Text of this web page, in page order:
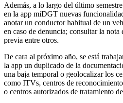
Además, a lo largo del último
en la app miDGT nuevas
anotar un conductor habitual de un
en caso de denuncia; consultar la
previa entre otros.
De cara al próximo año, se está
la app un duplicado de la
una baja temporal o geolocalizar los
como ITVs, centros de
o centros autorizados de tratamiento